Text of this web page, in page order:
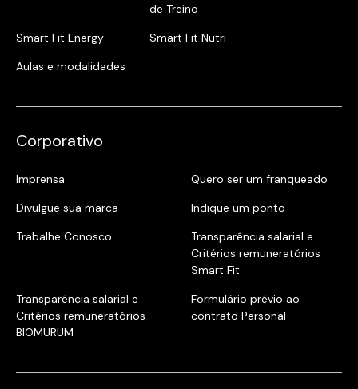
de Treino
Smart Fit Energy
Smart Fit Nutri
Aulas e modalidades
Corporativo
Imprensa
Quero ser um franqueado
Divulgue sua marca
Indique um ponto
Trabalhe Conosco
Transparência salarial e
Critérios remuneratórios
Smart Fit
Transparência salarial e
Critérios remuneratórios
BIOMURUM
Formulário prévio ao
contrato Personal